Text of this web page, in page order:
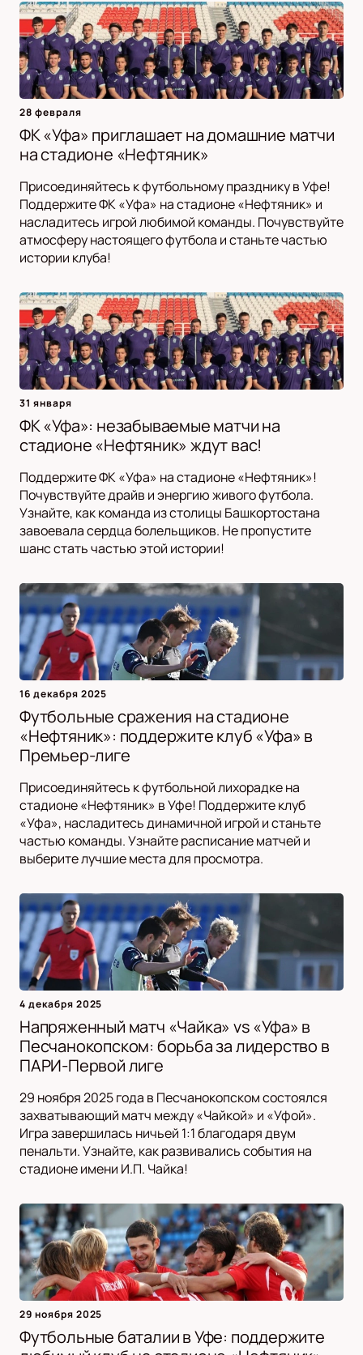
28 февраля
ФК «Уфа» приглашает на домашние матчи
на стадионе «Нефтяник»
Присоединяйтесь к футбольному празднику в Уфе!
Поддержите ФК «Уфа» на стадионе «Нефтяник» и
насладитесь игрой любимой команды. Почувствуйте
атмосферу настоящего футбола и станьте частью
истории клуба!
31 января
ФК «Уфа»: незабываемые матчи на
стадионе «Нефтяник» ждут вас!
Поддержите ФК «Уфа» на стадионе «Нефтяник»!
Почувствуйте драйв и энергию живого футбола.
Узнайте, как команда из столицы Башкортостана
завоевала сердца болельщиков. Не пропустите
шанс стать частью этой истории!
16 декабря 2025
Футбольные сражения на стадионе
«Нефтяник»: поддержите клуб «Уфа» в
Премьер-лиге
Присоединяйтесь к футбольной лихорадке на
стадионе «Нефтяник» в Уфе! Поддержите клуб
«Уфа», насладитесь динамичной игрой и станьте
частью команды. Узнайте расписание матчей и
выберите лучшие места для просмотра.
4 декабря 2025
Напряженный матч «Чайка» vs «Уфа» в
Песчанокопском: борьба за лидерство в
ПАРИ-Первой лиге
29 ноября 2025 года в Песчанокопском состоялся
захватывающий матч между «Чайкой» и «Уфой».
Игра завершилась ничьей 1:1 благодаря двум
пенальти. Узнайте, как развивались события на
стадионе имени И.П. Чайка!
29 ноября 2025
Футбольные баталии в Уфе: поддержите